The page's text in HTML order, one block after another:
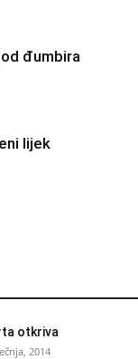
od đumbira
lijek
otkriva
2014